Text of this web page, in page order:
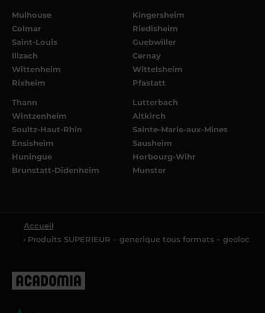
Mulhouse
Colmar
Saint-Louis
Illzach
Wittenheim
Rixheim
Kingersheim
Riedisheim
Guebwiller
Cernay
Wittelsheim
Pfastatt
Thann
Wintzenheim
Soultz-Haut-Rhin
Ensisheim
Huningue
Brunstatt-Didenheim
Lutterbach
Altkirch
Sainte-Marie-aux-Mines
Sausheim
Horbourg-Wihr
Munster
Accueil
› Produits SUPERIEUR – generique tous formats – geoloc